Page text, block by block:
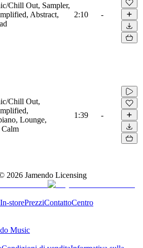
Chill Out, Sampler,
Abstract,
2:10 -
Chill Out,
Lounge,
1:39 -
2026 Jamendo Licensing
storePrezziContattoCentro
Music